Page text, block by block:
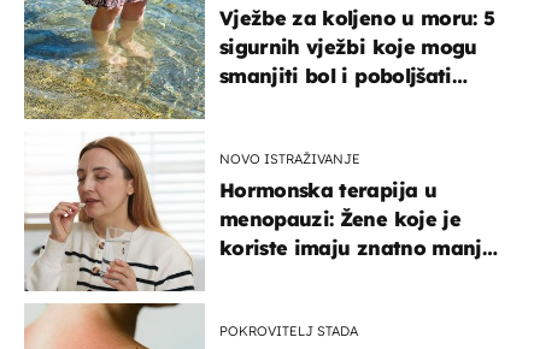
Vježbe za koljeno u moru: 5
sigurnih vježbi koje mogu
smanjiti bol i poboljšati
NOVO ISTRAŽIVANJE
Hormonska terapija u
menopauzi: Žene koje je
koriste imaju znatno manji
POKROVITELJ STADA